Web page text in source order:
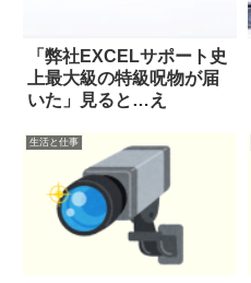
「弊社EXCELサポート史
上最大級の特級呪物が届
いた」見ると…え
生活と仕事